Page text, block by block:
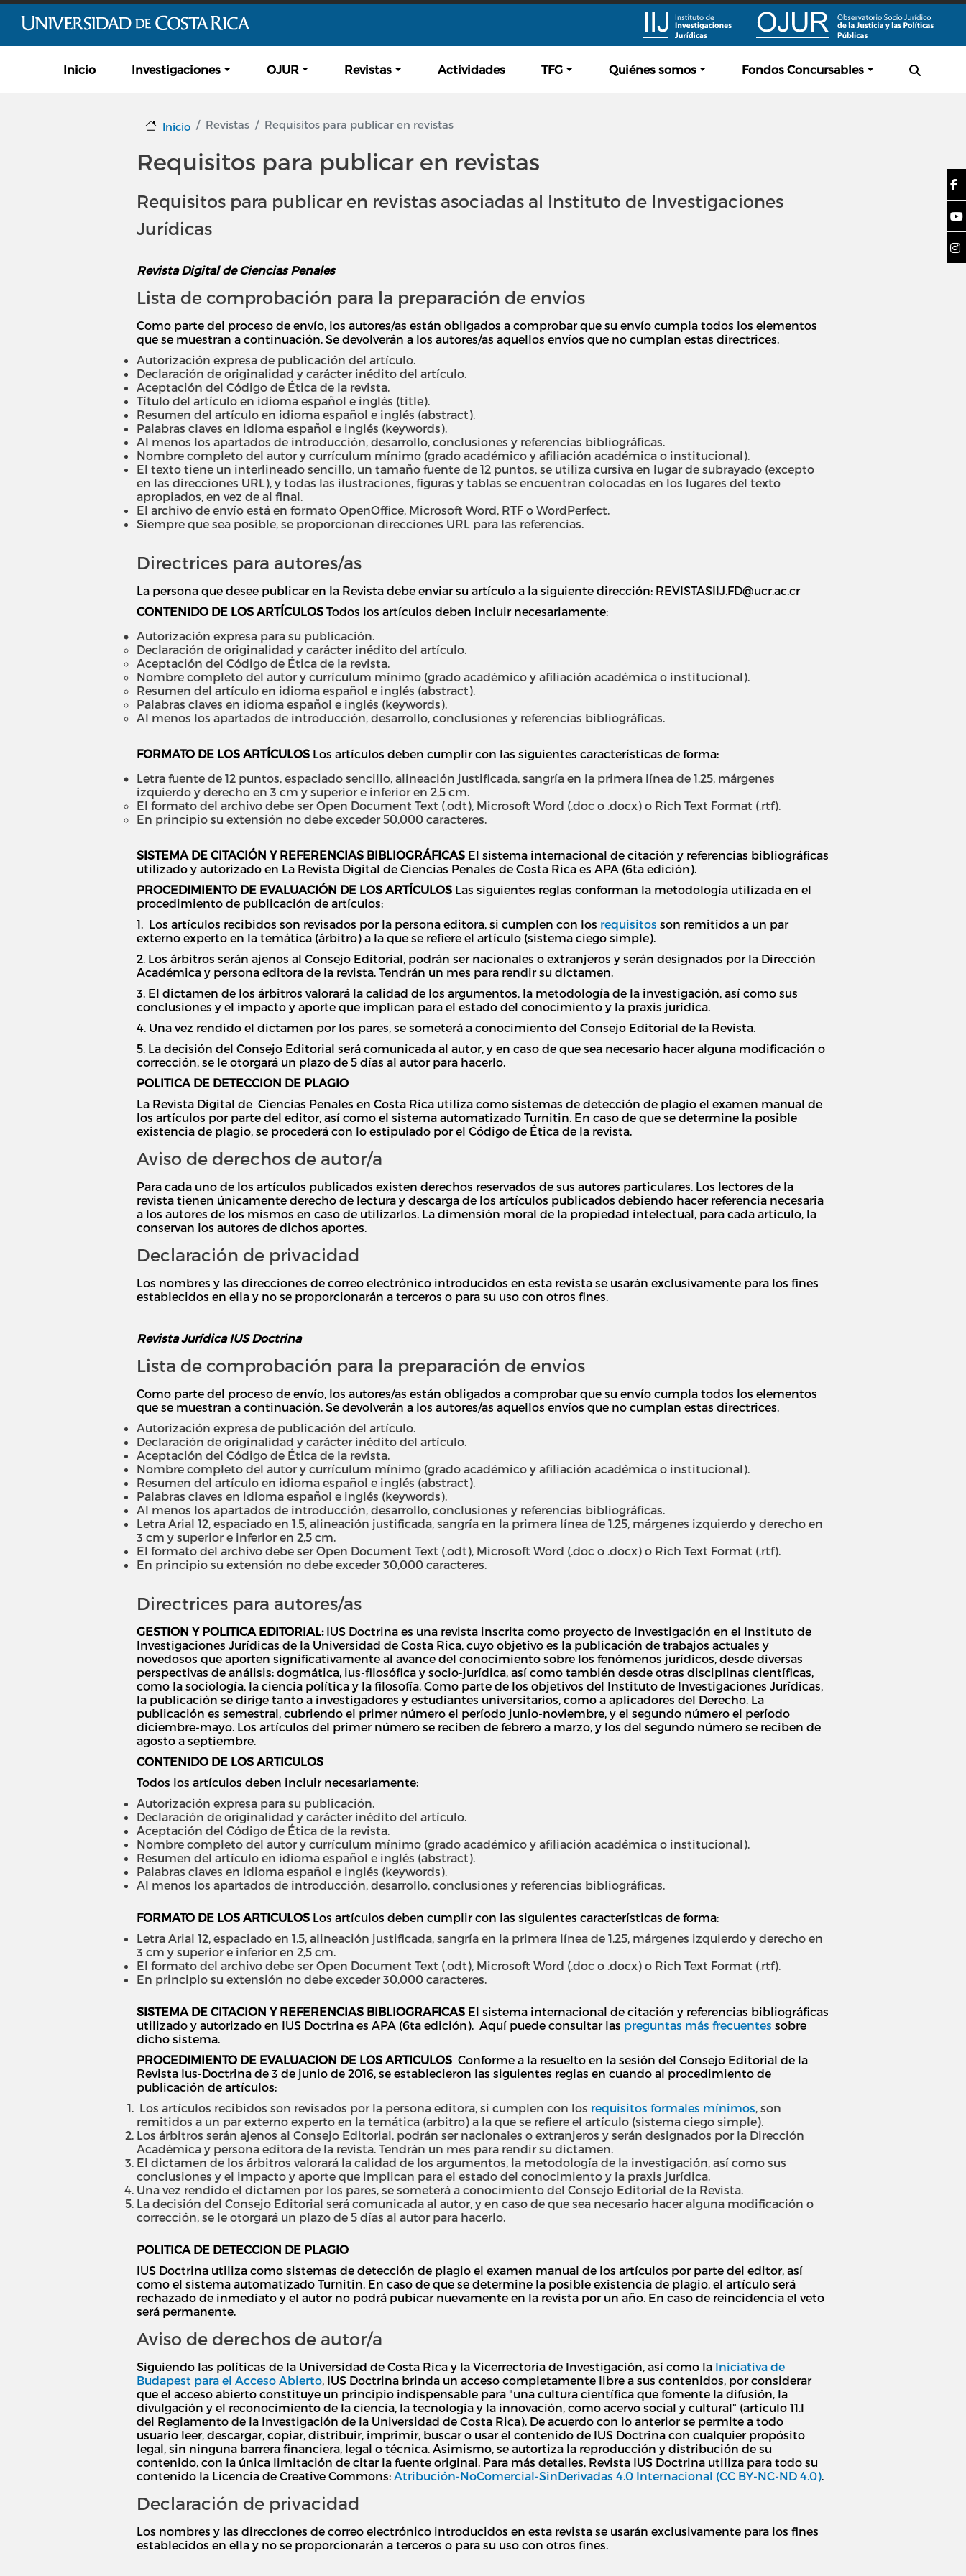
Inicio Investigaciones OJUR Revistas Actividades TFG Quiénes somos Fondos Concursables
Inicio Revistas Requisitos para publicar en revistas
Requisitos para publicar en revistas
Requisitos para publicar en revistas asociadas al Instituto de Investigaciones
Jurídicas
Revista Digital de Ciencias Penales
Lista de comprobación para la preparación de envíos
Como parte del proceso de envío, los autores/as están obligados a comprobar que su envío cumpla todos los elementos
que se muestran a continuación. Se devolverán a los autores/as aquellos envíos que no cumplan estas directrices.
Autorización expresa de publicación del artículo.
Declaración de originalidad y carácter inédito del artículo.
Aceptación del Código de Ética de la revista.
Título del artículo en idioma español e inglés (title).
Resumen del artículo en idioma español e inglés (abstract).
Palabras claves en idioma español e inglés (keywords).
Al menos los apartados de introducción, desarrollo, conclusiones y referencias bibliográficas.
Nombre completo del autor y currículum mínimo (grado académico y afiliación académica o institucional).
El texto tiene un interlineado sencillo, un tamaño fuente de 12 puntos, se utiliza cursiva en lugar de subrayado (excepto
en las direcciones URL), y todas las ilustraciones, figuras y tablas se encuentran colocadas en los lugares del texto
apropiados, en vez de al final.
El archivo de envío está en formato OpenOffice, Microsoft Word, RTF o WordPerfect.
Siempre que sea posible, se proporcionan direcciones URL para las referencias.
Directrices para autores/as
La persona que desee publicar en la Revista debe enviar su artículo a la siguiente dirección: REVISTASIIJ.FD@ucr.ac.cr
CONTENIDO DE LOS ARTÍCULOSTodos los artículos deben incluir necesariamente:
Autorización expresa para su publicación.
Declaración de originalidad y carácter inédito del artículo.
Aceptación del Código de Ética de la revista.
Nombre completo del autor y currículum mínimo (grado académico y afiliación académica o institucional).
Resumen del artículo en idioma español e inglés (abstract).
Palabras claves en idioma español e inglés (keywords).
Al menos los apartados de introducción, desarrollo, conclusiones y referencias bibliográficas.
FORMATO DE LOS ARTÍCULOSLos artículos deben cumplir con las siguientes características de forma:
Letra fuente de 12 puntos, espaciado sencillo, alineación justificada, sangría en la primera línea de 1.25, márgenes
izquierdo y derecho en 3 cm y superior e inferior en 2,5 cm.
El formato del archivo debe ser Open Document Text (.odt), Microsoft Word (.doc o .docx) o Rich Text Format (.rtf).
En principio su extensión no debe exceder 50,000 caracteres.
SISTEMA DE CITACIÓN Y REFERENCIAS BIBLIOGRÁFICASEl sistema internacional de citación y referencias bibliográficas
utilizado y autorizado en La Revista Digital de Ciencias Penales de Costa Rica es APA (6ta edición).
PROCEDIMIENTO DE EVALUACIÓN DE LOS ARTÍCULOSLas siguientes reglas conforman la metodología utilizada en el
procedimiento de publicación de artículos:
1. Los artículos recibidos son revisados por la persona editora, si cumplen con los requisitos son remitidos a un par
externo experto en la temática (árbitro) a la que se refiere el artículo (sistema ciego simple).
2. Los árbitros serán ajenos al Consejo Editorial, podrán ser nacionales o extranjeros y serán designados por la Dirección
Académica y persona editora de la revista. Tendrán un mes para rendir su dictamen.
3. El dictamen de los árbitros valorará la calidad de los argumentos, la metodología de la investigación, así como sus
conclusiones y el impacto y aporte que implican para el estado del conocimiento y la praxis jurídica.
4. Una vez rendido el dictamen por los pares, se someterá a conocimiento del Consejo Editorial de la Revista.
5. La decisión del Consejo Editorial será comunicada al autor, y en caso de que sea necesario hacer alguna modificación o
corrección, se le otorgará un plazo de 5 días al autor para hacerlo.
POLITICA DE DETECCION DE PLAGIO
La Revista Digital de Ciencias Penales en Costa Rica utiliza como sistemas de detección de plagio el examen manual de
los artículos por parte del editor, así como el sistema automatizado Turnitin. En caso de que se determine la posible
existencia de plagio, se procederá con lo estipulado por el Código de Ética de la revista.
Aviso de derechos de autor/a
Para cada uno de los artículos publicados existen derechos reservados de sus autores particulares. Los lectores de la
revista tienen únicamente derecho de lectura y descarga de los artículos publicados debiendo hacer referencia necesaria
a los autores de los mismos en caso de utilizarlos. La dimensión moral de la propiedad intelectual, para cada artículo, la
conservan los autores de dichos aportes.
Declaración de privacidad
Los nombres y las direcciones de correo electrónico introducidos en esta revista se usarán exclusivamente para los fines
establecidos en ella y no se proporcionarán a terceros o para su uso con otros fines.
Revista Jurídica IUS Doctrina
Lista de comprobación para la preparación de envíos
Como parte del proceso de envío, los autores/as están obligados a comprobar que su envío cumpla todos los elementos
que se muestran a continuación. Se devolverán a los autores/as aquellos envíos que no cumplan estas directrices.
Autorización expresa de publicación del artículo.
Declaración de originalidad y carácter inédito del artículo.
Aceptación del Código de Ética de la revista.
Nombre completo del autor y currículum mínimo (grado académico y afiliación académica o institucional).
Resumen del artículo en idioma español e inglés (abstract).
Palabras claves en idioma español e inglés (keywords).
Al menos los apartados de introducción, desarrollo, conclusiones y referencias bibliográficas.
Letra Arial 12, espaciado en 1.5, alineación justificada, sangría en la primera línea de 1.25, márgenes izquierdo y derecho en
3 cm y superior e inferior en 2,5 cm.
El formato del archivo debe ser Open Document Text (.odt), Microsoft Word (.doc o .docx) o Rich Text Format (.rtf).
En principio su extensión no debe exceder 30,000 caracteres.
Directrices para autores/as
GESTION Y POLITICA EDITORIAL: IUS Doctrina es una revista inscrita como proyecto de Investigación en el Instituto de
Investigaciones Jurídicas de la Universidad de Costa Rica, cuyo objetivo es la publicación de trabajos actuales y
novedosos que aporten significativamente al avance del conocimiento sobre los fenómenos jurídicos, desde diversas
perspectivas de análisis: dogmática, ius-filosófica y socio-jurídica, así como también desde otras disciplinas científicas,
como la sociología, la ciencia política y la filosofía. Como parte de los objetivos del Instituto de Investigaciones Jurídicas,
la publicación se dirige tanto a investigadores y estudiantes universitarios, como a aplicadores del Derecho. La
publicación es semestral, cubriendo el primer número el período junio-noviembre, y el segundo número el período
diciembre-mayo. Los artículos del primer número se reciben de febrero a marzo, y los del segundo número se reciben de
agosto a septiembre.
CONTENIDO DE LOS ARTICULOS
Todos los artículos deben incluir necesariamente:
Autorización expresa para su publicación.
Declaración de originalidad y carácter inédito del artículo.
Aceptación del Código de Ética de la revista.
Nombre completo del autor y currículum mínimo (grado académico y afiliación académica o institucional).
Resumen del artículo en idioma español e inglés (abstract).
Palabras claves en idioma español e inglés (keywords).
Al menos los apartados de introducción, desarrollo, conclusiones y referencias bibliográficas.
FORMATO DE LOS ARTICULOSLos artículos deben cumplir con las siguientes características de forma:
Letra Arial 12, espaciado en 1.5, alineación justificada, sangría en la primera línea de 1.25, márgenes izquierdo y derecho en
3 cm y superior e inferior en 2,5 cm.
El formato del archivo debe ser Open Document Text (.odt), Microsoft Word (.doc o .docx) o Rich Text Format (.rtf).
En principio su extensión no debe exceder 30,000 caracteres.
SISTEMA DE CITACION Y REFERENCIAS BIBLIOGRAFICASEl sistema internacional de citación y referencias bibliográficas
utilizado y autorizado en IUS Doctrina es APA (6ta edición). Aquí puede consultar las preguntas más frecuentes sobre
dicho sistema.
PROCEDIMIENTO DE EVALUACION DE LOS ARTICULOS Conforme a la resuelto en la sesión del Consejo Editorial de la
Revista Ius-Doctrina de 3 de junio de 2016, se establecieron las siguientes reglas en cuando al procedimiento de
publicación de artículos:
Los artículos recibidos son revisados por la persona editora, si cumplen con los requisitos formales mínimos , son
remitidos a un par externo experto en la temática (arbitro) a la que se refiere el artículo (sistema ciego simple).
Los árbitros serán ajenos al Consejo Editorial, podrán ser nacionales o extranjeros y serán designados por la Dirección
Académica y persona editora de la revista. Tendrán un mes para rendir su dictamen.
El dictamen de los árbitros valorará la calidad de los argumentos, la metodología de la investigación, así como sus
conclusiones y el impacto y aporte que implican para el estado del conocimiento y la praxis jurídica.
Una vez rendido el dictamen por los pares, se someterá a conocimiento del Consejo Editorial de la Revista.
La decisión del Consejo Editorial será comunicada al autor, y en caso de que sea necesario hacer alguna modificación o
corrección, se le otorgará un plazo de 5 días al autor para hacerlo.
POLITICA DE DETECCION DE PLAGIO
IUS Doctrina utiliza como sistemas de detección de plagio el examen manual de los artículos por parte del editor, así
como el sistema automatizado Turnitin. En caso de que se determine la posible existencia de plagio, el artículo será
rechazado de inmediato y el autor no podrá pubicar nuevamente en la revista por un año. En caso de reincidencia el veto
será permanente.
Aviso de derechos de autor/a
Siguiendo las políticas de la Universidad de Costa Rica y la Vicerrectoria de Investigación, así como la Iniciativa de
Budapest para el Acceso Abierto, IUS Doctrina brinda un acceso completamente libre a sus contenidos, por considerar
que el acceso abierto constituye un principio indispensable para "una cultura científica que fomente la difusión, la
divulgación y el reconocimiento de la ciencia, la tecnología y la innovación, como acervo social y cultural" (artículo 11.l
del Reglamento de la Investigación de la Universidad de Costa Rica). De acuerdo con lo anterior se permite a todo
usuario leer, descargar, copiar, distribuir, imprimir, buscar o usar el contenido de IUS Doctrina con cualquier propósito
legal, sin ninguna barrera financiera, legal o técnica. Asimismo, se autortiza la reproducción y distribución de su
contenido, con la única limitación de citar la fuente original. Para más detalles, Revista IUS Doctrina utiliza para todo su
contenido la Licencia de Creative Commons: Atribución-NoComercial-SinDerivadas 4.0 Internacional (CC BY-NC-ND 4.0).
Declaración de privacidad
Los nombres y las direcciones de correo electrónico introducidos en esta revista se usarán exclusivamente para los fines
establecidos en ella y no se proporcionarán a terceros o para su uso con otros fines.